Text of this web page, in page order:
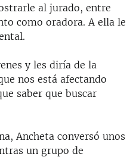
al jurado, entre
como oradora. A ella le
y les diría de la
nos está afectando
saber que buscar
Ancheta conversó unos
un grupo de